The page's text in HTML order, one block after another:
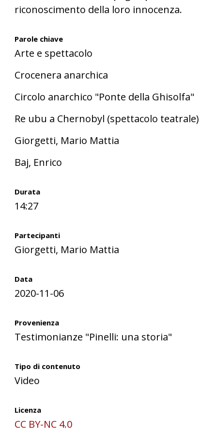
riconoscimento della loro innocenza.
Parole chiave
Arte e spettacolo
Crocenera anarchica
Circolo anarchico "Ponte della Ghisolfa"
Re ubu a Chernobyl (spettacolo teatrale)
Giorgetti, Mario Mattia
Baj, Enrico
Durata
14:27
Partecipanti
Giorgetti, Mario Mattia
Data
2020-11-06
Provenienza
Testimonianze "Pinelli: una storia"
Tipo di contenuto
Video
Licenza
CC BY-NC 4.0